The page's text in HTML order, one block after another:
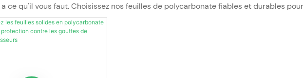
ce qu'il vous faut. Choisissez nos feuilles de polycarbonate fiables et durables